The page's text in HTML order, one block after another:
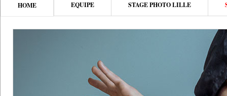
HOME EQUIPE STAGE PHOTO LILLE